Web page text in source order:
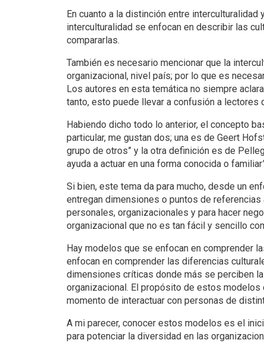
En cuanto a la distinción entre
interculturalidad se enfocan en describir las
compararlas.
También es necesario mencionar que la
organizacional, nivel país; por lo que es
Los autores en esta temática no siempre
tanto, esto puede llevar a confusión a lectores
Habiendo dicho todo lo anterior, el concepto
particular, me gustan dos; una es de Geert
grupo de otros” y la otra definición es de
ayuda a actuar en una forma conocida o
Si bien, este tema da para mucho, desde un
entregan dimensiones o puntos de
personales, organizacionales y para hacer
organizacional que no es tan fácil y sencillo
Hay modelos que se enfocan en comprender
enfocan en comprender las diferencias
dimensiones críticas donde más se perciben
organizacional. El propósito de estos
momento de interactuar con personas de
A mi parecer, conocer estos modelos es el
para potenciar la diversidad en las